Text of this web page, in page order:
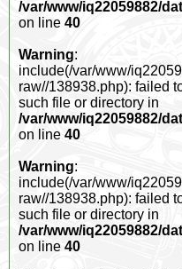
/var/www/iq22059882/
on line 40
Warning:
include(/var/www/
raw//138938.php): failed
such file or directory in
/var/www/iq22059882/
on line 40
Warning:
include(/var/www/
raw//138938.php): failed
such file or directory in
/var/www/iq22059882/
on line 40